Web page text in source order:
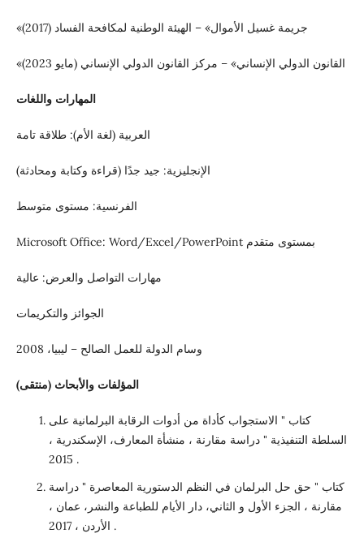
«جريمة غسيل الأموال» – الهيئة الوطنية لمكافحة الفساد (2017)
«القانون الدولي الإنساني» – مركز القانون الدولي الإنساني (مايو 2023)
المهارات واللغات
العربية (لغة الأم): طلاقة تامة
الإنجليزية: جيد جدًا (قراءة وكتابة ومحادثة)
الفرنسية: مستوى متوسط
Microsoft Office: Word/Excel/PowerPoint بمستوى متقدم
مهارات التواصل والعرض: عالية
الجوائز والتكريمات
وسام الدولة للعمل الصالح – ليبيا، 2008
المؤلفات والأبحاث (منتقى)
كتاب " الاستجواب كأداة من أدوات الرقابة البرلمانية على
السلطة التنفيذية " دراسة مقارنة ، منشأة المعارف، الإسكندرية ،
2015 .
كتاب " حق حل البرلمان في النظم الدستورية المعاصرة " دراسة
مقارنة ، الجزء الأول و الثاني، دار الأيام للطباعة والنشر، عمان ،
الأردن ، 2017 .